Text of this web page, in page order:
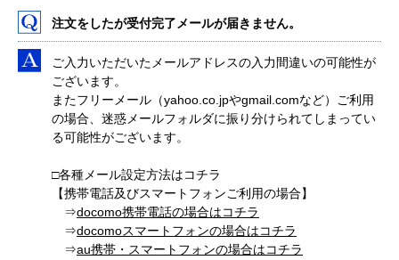
注文をしたが受付完了メールが届きません。
ご入力いただいたメールアドレスの入力間違いの可能性が
ございます。
またフリーメール（yahoo.co.jpやgmail.comなど）ご利用
の場合、迷惑メールフォルダに振り分けられてしまってい
る可能性がございます。
□各種メール設定方法はコチラ
【携帯電話及びスマートフォンご利用の場合】
⇒docomo携帯電話の場合はコチラ
⇒docomoスマートフォンの場合はコチラ
⇒au携帯・スマートフォンの場合はコチラ